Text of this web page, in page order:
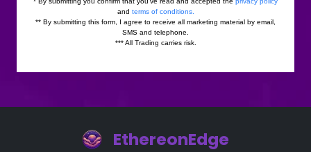
EthereonEdge